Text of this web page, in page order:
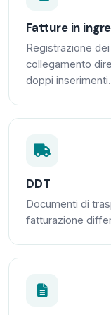
Fatture in
Registrazione
collegamento
doppi inserimenti.
DDT
Documenti di
fatturazione